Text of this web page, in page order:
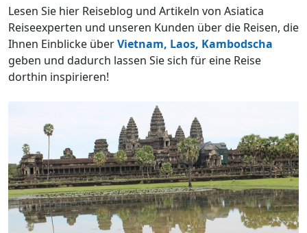
Lesen Sie hier Reiseblog und Artikeln von Asiatica
Reiseexperten und unseren Kunden über die Reisen, die
Ihnen Einblicke überVietnam, Laos, Kambodscha
geben und dadurch lassen Sie sich für eine Reise
dorthin inspirieren!